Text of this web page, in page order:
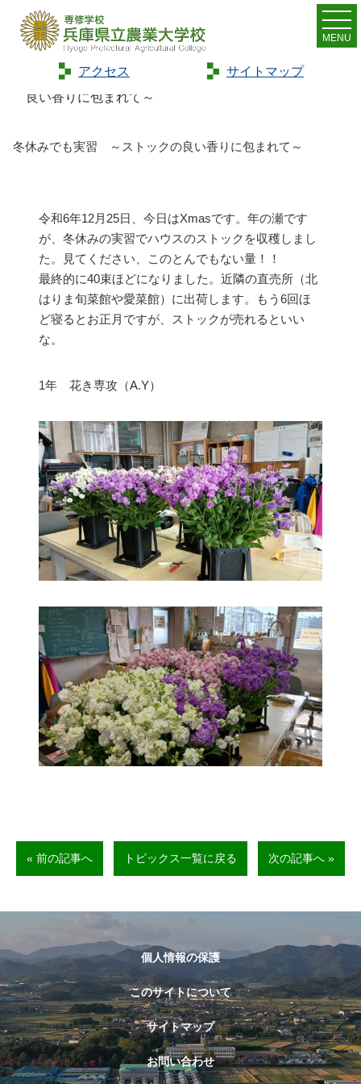
アクセス サイトマップ
MENU
Home> トピックス
冬休みでも実習 ～ストックの
良い香りに包まれて～
冬休みでも実習 ～ストックの良い香りに包まれて～
令和6年12月25日、今日はXmasです。年の瀬です
が、冬休みの実習でハウスのストックを収穫しまし
た。見てください、このとんでもない量！！
最終的に40束ほどになりました。近隣の直売所（北
はりま旬菜館や愛菜館）に出荷します。もう6回ほ
ど寝るとお正月ですが、ストックが売れるといい
な。
1年 花き専攻（A.Y）
« 前の記事へ トピックス一覧に戻る 次の記事へ »
個人情報の保護
このサイトについて
サイトマップ
お問い合わせ